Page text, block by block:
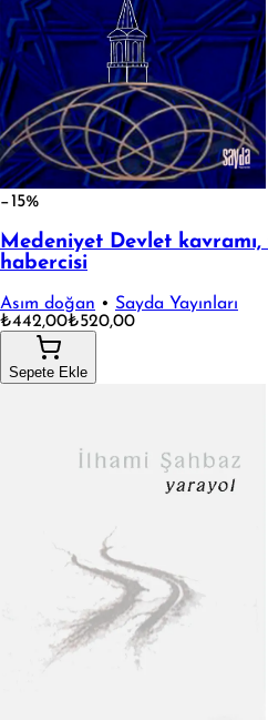
−15%
Medeniyet Devlet
habercisi
Asım doğan • Sayda Yayınları
₺442,00₺520,00
Sepete Ekle